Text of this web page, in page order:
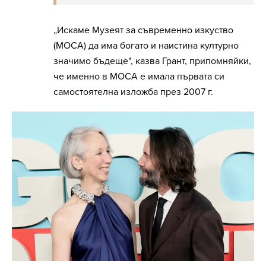
„Искаме Музеят за съвременно изкуство
(MOCA) да има богато и наистина културно
значимо бъдеще", казва Грант, припомняйки,
че именно в MOCA е имала първата си
самостоятелна изложба през 2007 г.